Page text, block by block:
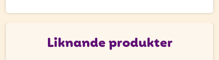
PRENUMERERA
Liknande produkter